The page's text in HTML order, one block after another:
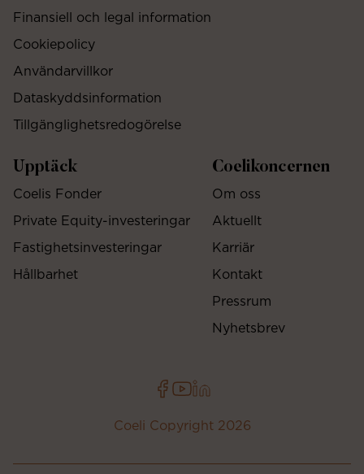
Finansiell och legal information
Cookiepolicy
Användarvillkor
Dataskyddsinformation
Tillgänglighetsredogörelse
Upptäck
Coelis Fonder
Private Equity-investeringar
Fastighetsinvesteringar
Hållbarhet
Coelikoncernen
Om oss
Aktuellt
Karriär
Kontakt
Pressrum
Nyhetsbrev
Coeli Copyright 2026